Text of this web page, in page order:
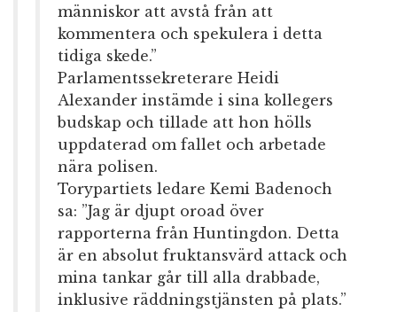
människor att avstå från att
kommentera och spekulera i detta
tidiga skede.”
Parlamentssekreterare Heidi
Alexander instämde i sina kollegers
budskap och tillade att hon hölls
uppdaterad om fallet och arbetade
nära polisen.
Torypartiets ledare Kemi Badenoch
sa: ”Jag är djupt oroad över
rapporterna från Huntingdon. Detta
är en absolut fruktansvärd attack och
mina tankar går till alla drabbade,
inklusive räddningstjänsten på plats.”